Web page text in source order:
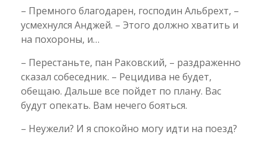
– Премного благодарен, господин Альбрехт, –
усмехнулся Анджей. – Этого должно хватить и
на похороны, и…
– Перестаньте, пан Раковский, – раздраженно
сказал собеседник. – Рецидива не будет,
обещаю. Дальше все пойдет по плану. Вас
будут опекать. Вам нечего бояться.
– Неужели? И я спокойно могу идти на поезд?